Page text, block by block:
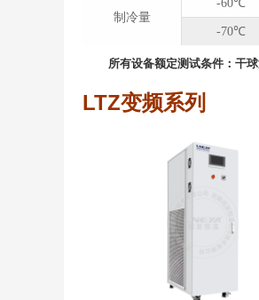
制冷量
-60℃
-70℃
所有设备额定测试条件：⼲
LTZ变频系列